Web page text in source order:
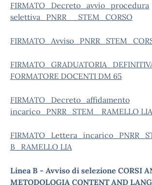
FIRMATO_Decreto_avvio_procedura
selettiva_PNRR__STEM_CORSO
FORMATORE DOCENTI DM 65
FIRMATO_Decreto_affidamento
incarico_PNRR_STEM_ RAMELLO LIA
B_RAMELLO LIA
Linea B - Avviso di selezione CORSI
METODOLOGIA CONTENT AND